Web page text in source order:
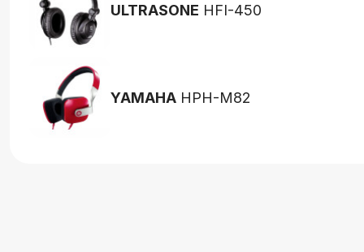
ULTRASONE HFI-450
YAMAHA HPH-M82